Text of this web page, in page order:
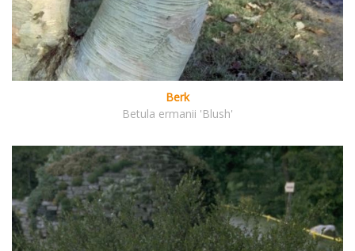
Berk
Betula ermanii 'Blush'